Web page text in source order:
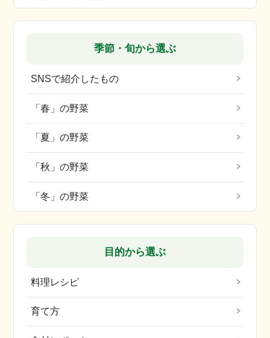
季節・旬から選ぶ
SNSで紹介したもの
「春」の野菜
「夏」の野菜
「秋」の野菜
「冬」の野菜
目的から選ぶ
料理レシピ
育て方